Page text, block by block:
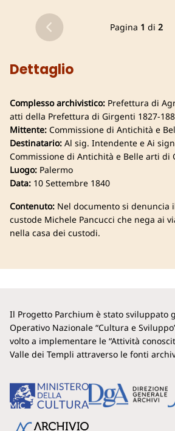
Pagina 1 di 2
Dettaglio
Complesso archivistico: Prefettura di
atti della Prefettura di Girgenti 1827-
Mittente: Commissione di Antichità e
Destinatario: Al sig. Intendente e Ai
Commissione di Antichità e Belle arti di
Luogo: Palermo
Data: 10 Settembre 1840
Contenuto: Nel documento si denuncia
custode Michele Pancucci che nega ai
nella casa dei custodi.
Il Progetto Parchium è stato sviluppato
Operativo Nazionale “Cultura e Sviluppo”
volto a implementare le “Attività
Valle dei Templi attraverso le fonti